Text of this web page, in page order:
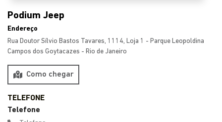
Podium Jeep
Endereço
Campos dos Goytacazes - Rio de Janeiro
Como chegar